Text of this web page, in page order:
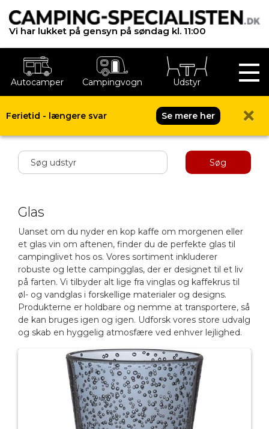
Vi har lukket på gensyn på søndag kl. 11:00
Autocamper Campingvogn Udstyr
Ferietid - længere svar
Se mere her
Søg
Glas
Uanset om du nyder en kop kaffe om morgenen eller
et glas vin om aftenen, finder du de perfekte glas til
campinglivet hos os. Vores sortiment inkluderer
robuste og lette campingglas, der er designet til et liv
på farten. Vi tilbyder alt lige fra vinglas og kaffekrus til
øl- og vandglas i forskellige materialer og designs.
Produkterne er holdbare og nemme at transportere, så
de kan bruges igen og igen. Udforsk vores store udvalg
og skab en hyggelig atmosfære ved enhver lejlighed.